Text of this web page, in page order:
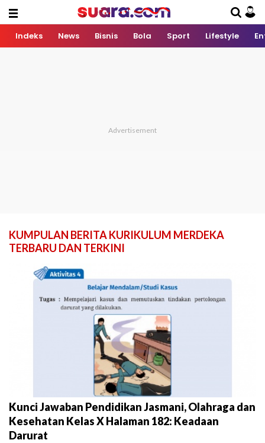
Indeks News Bisnis Bola Sport Lifestyle
KUMPULAN BERITA KURIKULUM MERDEKA
TERBARU DAN TERKINI
Kunci Jawaban Pendidikan Jasmani, Olahraga dan
Kesehatan Kelas X Halaman 182: Keadaan
Darurat